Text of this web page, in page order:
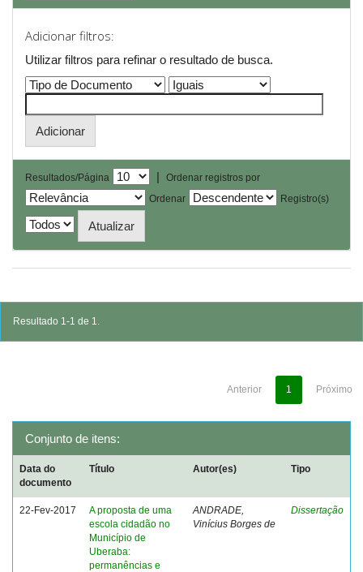
Adicionar filtros:
Utilizar filtros para refinar o resultado de busca.
Resultados/Página |
Ordenar registros por
Ordenar
Registro(s)
Resultado 1-1 de 1.
Anterior 1 Próximo
Conjunto de itens:
Data do
documento
Título Autor(es) Tipo
22-Fev-2017
A proposta de uma
escola cidadão no
Município de
Uberaba:
permanências e
ANDRADE,
Vinícius Borges de
Dissertação